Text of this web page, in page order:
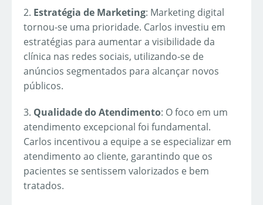
2. Estratégia de Marketing: Marketing digital
tornou-se uma prioridade. Carlos investiu em
estratégias para aumentar a visibilidade da
clínica nas redes sociais, utilizando-se de
anúncios segmentados para alcançar novos
públicos.
3. Qualidade do Atendimento: O foco em um
atendimento excepcional foi fundamental.
Carlos incentivou a equipe a se especializar em
atendimento ao cliente, garantindo que os
pacientes se sentissem valorizados e bem
tratados.